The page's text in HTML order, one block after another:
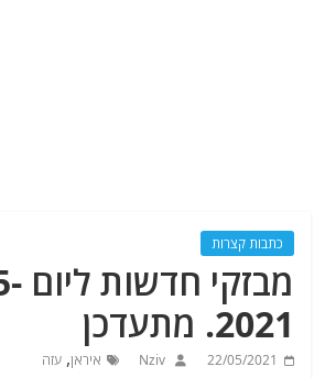
כתבות קצרות
2021. מתעדכן
22/05/2021
Nziv איראן,עזה